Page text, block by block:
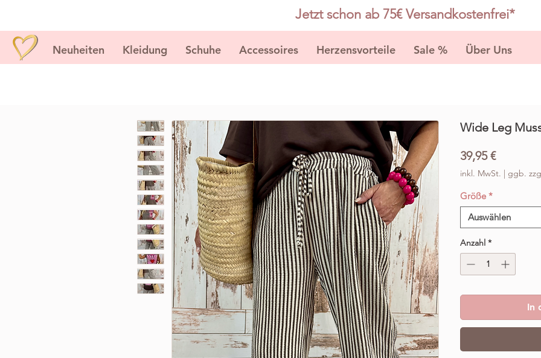
Jetzt schon ab 75€ Versandkostenfrei*
Neuheiten Kleidung Schuhe Accessoires Herzensvorteile Sale % Über Uns
Wide Leg
39,95 €Preis
inkl. MwSt. ggb.
Größe *
Auswählen
Anzahl *
In